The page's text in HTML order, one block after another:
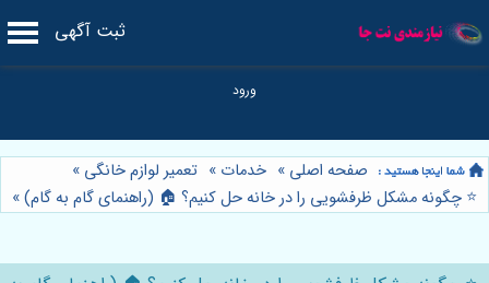
ثبت آگهی
صفحه اصلی » خدمات » تعمیر لوازم خانگی »
⭐️ چگونه مشکل ظرفشویی را در خانه حل کنیم؟ 🏠 (راهنمای گام به گام)»